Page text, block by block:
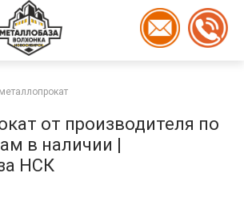
от производителя по
в наличии |
НСК